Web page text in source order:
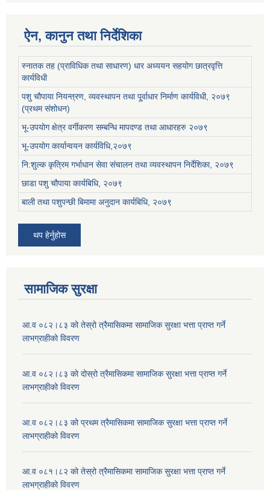
ऐन, कानुन तथा निर्देशिका
स्नातक तह (प्राविधिक तथा साधारण) धार अध्ययन सहयोग छात्रवृत्ति
कार्यविधी
पशु चौपाया नियन्त्रण, व्यवस्थापन तथा पू्र्वाधार निर्माण कार्यविधी, २०७९
(प्रथम संशोधन)
भू-उपयोग क्षेत्र वर्गीकरण सम्बन्धि मापदण्ड तथा आधारहरु २०७९
भू-उपयोग कार्यान्वयन कार्यविधि,२०७९
नि:शुल्क कृत्रिम गर्भाधान सेवा संचालन तथा व्यवस्थापन निर्देशिका, २०७९
छाडा पशु चौपाया कार्यबिधि, २०७९
बाली तथा पशुपन्छी बिमामा अनुदान कार्यबिधि, २०७९
थप हेर्नुहोस
सामाजिक सुरक्षा
आ.व ०८२।८३ को तेस्रो त्रैमासिकमा सामाजिक सुरक्षा भत्ता प्राप्त गर्ने
लाभग्राहीको विवरण
आ.व ०८२।८३ को दोस्रो त्रैमासिकमा सामाजिक सुरक्षा भत्ता प्राप्त गर्ने
लाभग्राहीको विवरण
आ.व ०८२।८३ को प्रथम त्रैमासिकमा सामाजिक सुरक्षा भत्ता प्राप्त गर्ने
लाभग्राहीको विवरण
आ.व ०८१।८२ को तेस्रो त्रैमासिकमा सामाजिक सुरक्षा भत्ता प्राप्त गर्ने
लाभग्राहीको विवरण